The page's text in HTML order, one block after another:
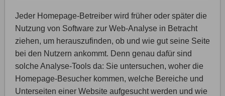
Jeder Homepage-Betreiber wird früher oder später die
Nutzung von Software zur Web-Analyse in Betracht
ziehen, um herauszufinden, ob und wie gut seine Seite
bei den Nutzern ankommt. Denn genau dafür sind
solche Analyse-Tools da: Sie untersuchen, woher die
Homepage-Besucher kommen, welche Bereiche und
Unterseiten einer Website aufgesucht werden und wie